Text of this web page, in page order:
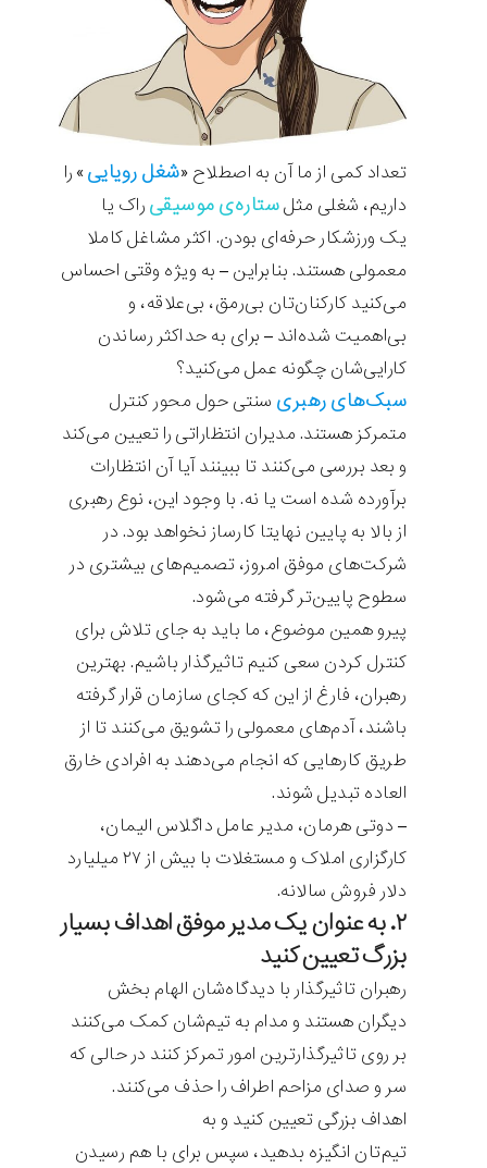
تعداد کمی از ما آن به اصطلاح «شغل رویایی» را
داریم، شغلی مثلستاره‌ی موسیقی راک یا
یک ورزشکار حرفه‌ای بودن. اکثر مشاغل کاملا
معمولی هستند. بنابراین – به ویژه وقتی احساس
می‌کنید کارکنان‌تان بی‌رمق، بی‌علاقه، و
بی‌اهمیت شده‌اند – برای به حداکثر رساندن
کارایی‌شان چگونه عمل می‌کنید؟
سبک‌های رهبری سنتی حول محور کنترل
متمرکز هستند. مدیران انتظاراتی را تعیین می‌کند
و بعد بررسی می‌کنند تا ببینند آیا آن انتظارات
برآورده شده است یا نه. با وجود این، نوع رهبری
از بالا به پایین نهایتا کارساز نخواهد بود. در
شرکت‌های موفق امروز، تصمیم‌های بیشتری در
سطوح پایین‌تر گرفته می‌شود.
پیرو همین موضوع، ما باید به جای تلاش برای
کنترل کردن سعی کنیم تاثیرگذار باشیم. بهترین
رهبران، فارغ از این که کجای سازمان قرار گرفته
باشند، آدم‌های معمولی را تشویق می‌کنند تا از
طریق کارهایی که انجام می‌دهند به افرادی خارق
العاده تبدیل شوند.
– دوتی هرمان، مدیر عامل داگلاس الیمان،
کارگزاری املاک و مستغلات با بیش از ۲۷ میلیارد
دلار فروش سالانه.
۲. به عنوان یک مدیر موفق اهداف بسیار
بزرگ تعیین کنید
رهبران تاثیرگذار با دیدگاه‌شان الهام بخش
دیگران هستند و مدام به تیم‌شان کمک می‌کنند
بر روی تاثیرگذارترین امور تمرکز کنند در حالی که
سر و صدای مزاحم اطراف را حذف می‌کنند.
اهداف بزرگی تعیین کنید و به
تیم‌تان انگیزه بدهید، سپس برای با هم رسیدن